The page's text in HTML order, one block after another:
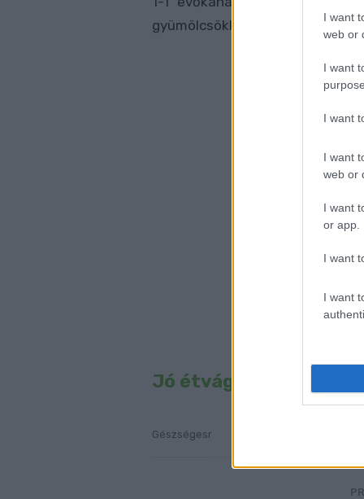
I want
web or
I want
I want
I want
web or
I want
or app.
I want
I want
gyümölcsökkel az elkészült
Jó étvágyat hozzá!
Gészségesr